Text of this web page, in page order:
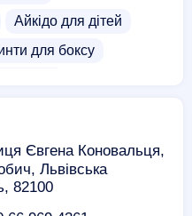
Айкідо для дітей
для боксу
Євгена Коновальця,
Львівська
82100